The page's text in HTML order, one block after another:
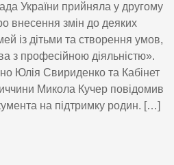
України прийняла у другому
внесення змін до деяких
із дітьми та створення умов,
з професійною діяльністю».
Юлія Свириденко та Кабінет
Микола Кучер повідомив
на підтримку родин. […]